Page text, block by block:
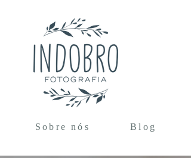
Sobre nós Blog